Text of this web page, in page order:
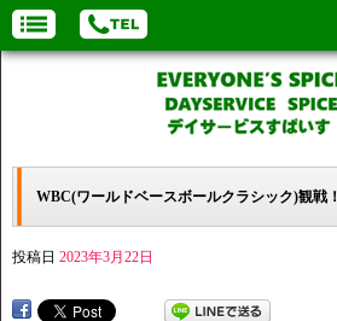
WBC(ワールドベースボールクラシック)観戦！
投稿日 2023年3月22日